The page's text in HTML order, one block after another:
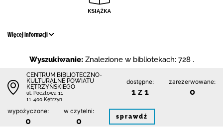
Więcej informacji
Wyszukiwanie: Znalezione w bibliotekach: 728 .
CENTRUM BIBLIOTECZNO-
KULTURALNE POWIATU
KĘTRZYŃSKIEGO
ul. Pocztowa 11
11-400 Kętrzyn
dostępne:
1 z 1
zarezerwowane:
0
wypożyczone:
0
w czytelni:
0 sprawdź